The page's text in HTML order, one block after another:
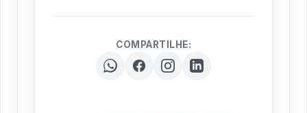
COMPARTILHE: